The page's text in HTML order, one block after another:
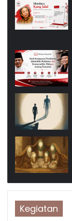
Kegiatan